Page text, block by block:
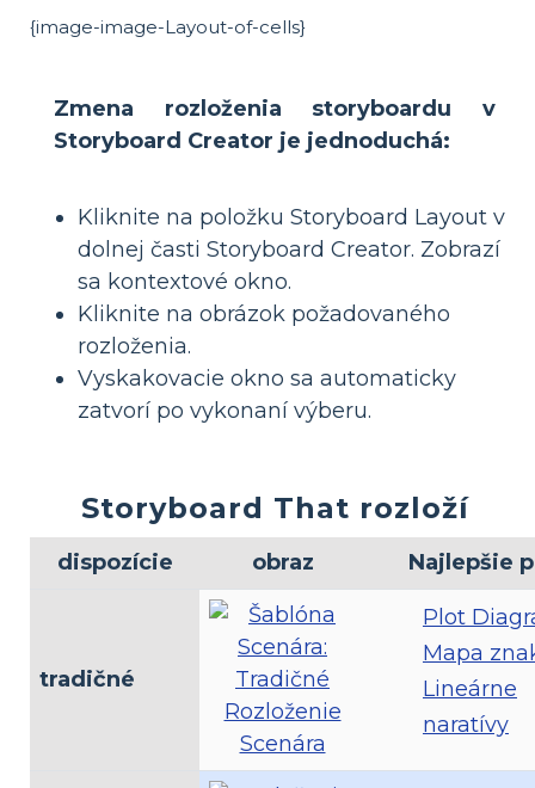
{image-image-Layout-of-cells}
Zmena rozloženia storyboardu v
Storyboard Creator je jednoduchá:
Kliknite na položku Storyboard Layout v
dolnej časti Storyboard Creator. Zobrazí
sa kontextové okno.
Kliknite na obrázok požadovaného
rozloženia.
Vyskakovacie okno sa automaticky
zatvorí po vykonaní výberu.
Storyboard That rozloží
dispozície obraz Najlepšie
tradičné
Plot
Mapa
Lineárne
naratívy